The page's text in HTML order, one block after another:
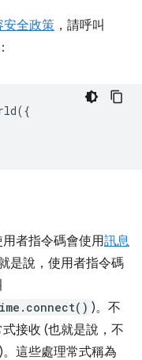
安全政策 ，請呼叫
：
({
者指令碼會使用訊息
是說，使用者指令碼
)。不
接收 (也就是說，不
)。這些處理常式稱為